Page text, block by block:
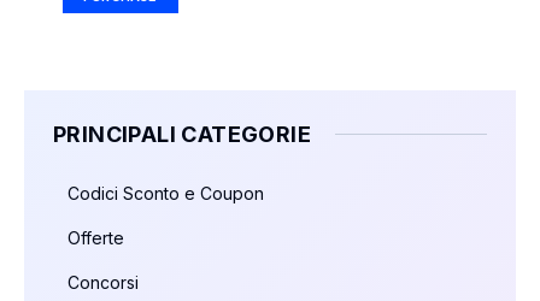
PRINCIPALI CATEGORIE
Codici Sconto e Coupon
Offerte
Concorsi